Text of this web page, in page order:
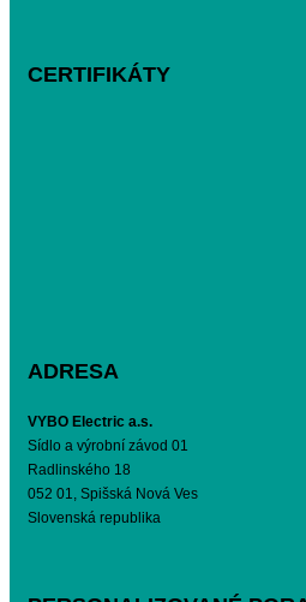
CERTIFIKÁTY
ADRESA
VYBO Electric a.s.
Sídlo a výrobní závod 01
Radlinského 18
052 01, Spišská Nová Ves
Slovenská republika